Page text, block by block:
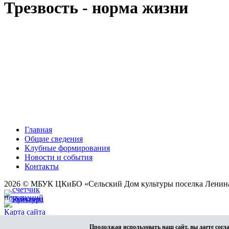
Трезвость - норма жизни
Главная
Общие сведения
Клубные формирования
Новости и события
Контакты
2026 © МБУК ЦКиБО «Сельский Дом культуры поселка
Карта сайта
Продолжая использовать наш сайт, вы даете